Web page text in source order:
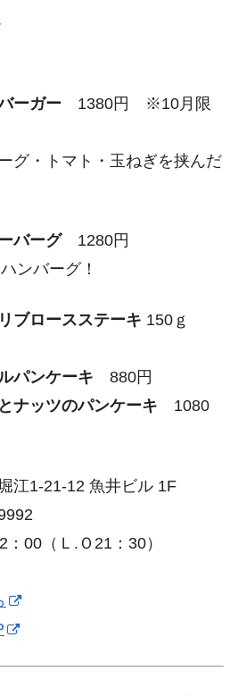
ーガー 1380円 ※10月限
グ・トマト・玉ねぎを挟んだ
バーグ1280円
ンバーグ！
ブロースステーキ 150ｇ
パンケーキ 880円
ナッツのパンケーキ 1080
江1-21-12 魚井ビル 1F
00（Ｌ.Ｏ21：30）